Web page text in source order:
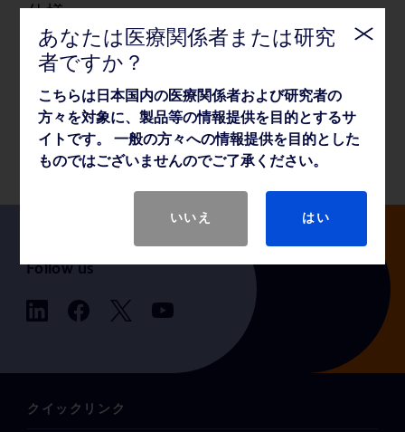
仕様
薬事・その他情報
製品基本仕様
Follow us
クイックリンク
あなたは医療関係者または研究
者ですか？
こちらは日本国内の医療関係者および研究者の
方々を対象に、製品等の情報提供を目的とするサ
イトです。 一般の方々への情報提供を目的とした
ものではございませんのでご了承ください。
いいえ はい